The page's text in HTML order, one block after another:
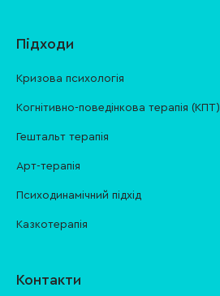
Підходи
Кризова психологія
Когнітивно-поведінкова терапія (КПТ)
Гештальт терапія
Арт-терапія
Психодинамічний підхід
Казкотерапія
Контакти